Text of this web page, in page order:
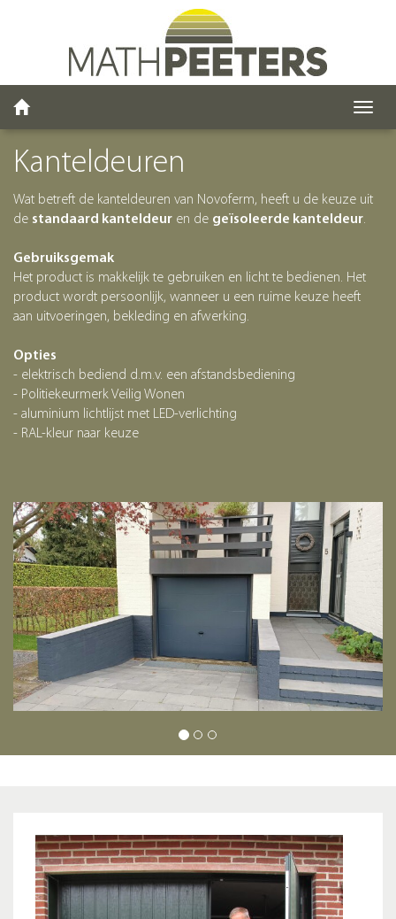
Kanteldeuren
Wat betreft de kanteldeuren van Novoferm, heeft u de keuze uit
de standaard kanteldeur en de geïsoleerde kanteldeur.
Gebruiksgemak
Het product is makkelijk te gebruiken en licht te bedienen. Het
product wordt persoonlijk, wanneer u een ruime keuze heeft
aan uitvoeringen, bekleding en afwerking.
Opties
- elektrisch bediend d.m.v. een afstandsbediening
- Politiekeurmerk Veilig Wonen
- aluminium lichtlijst met LED-verlichting
- RAL-kleur naar keuze